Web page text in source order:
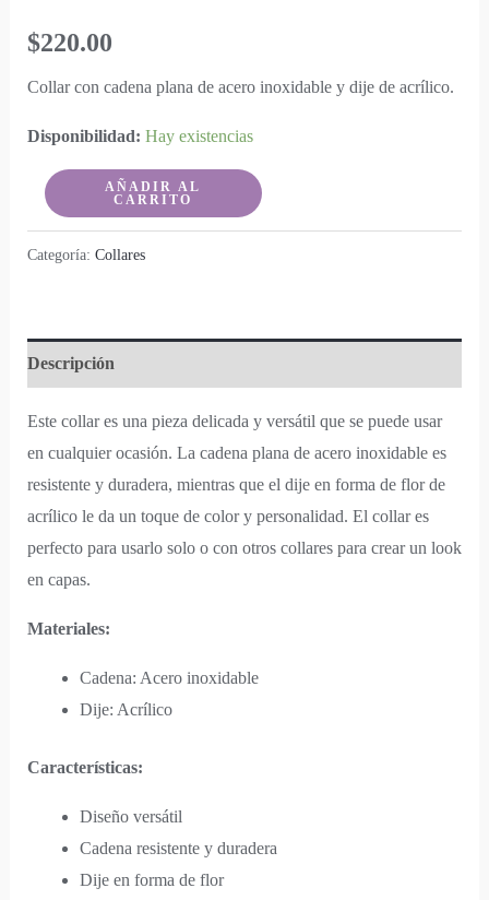
$220.00
Collar con cadena plana de acero inoxidable y dije de acrílico.
Disponibilidad: Hay existencias
Jazmín
Azul
cantidad
AÑADIR AL
CARRITO
Categoría: Collares
Descripción
Este collar es una pieza delicada y versátil que se puede usar
en cualquier ocasión. La cadena plana de acero inoxidable es
resistente y duradera, mientras que el dije en forma de flor de
acrílico le da un toque de color y personalidad. El collar es
perfecto para usarlo solo o con otros collares para crear un look
en capas.
Materiales:
Cadena: Acero inoxidable
Dije: Acrílico
Características:
Diseño versátil
Cadena resistente y duradera
Dije en forma de flor